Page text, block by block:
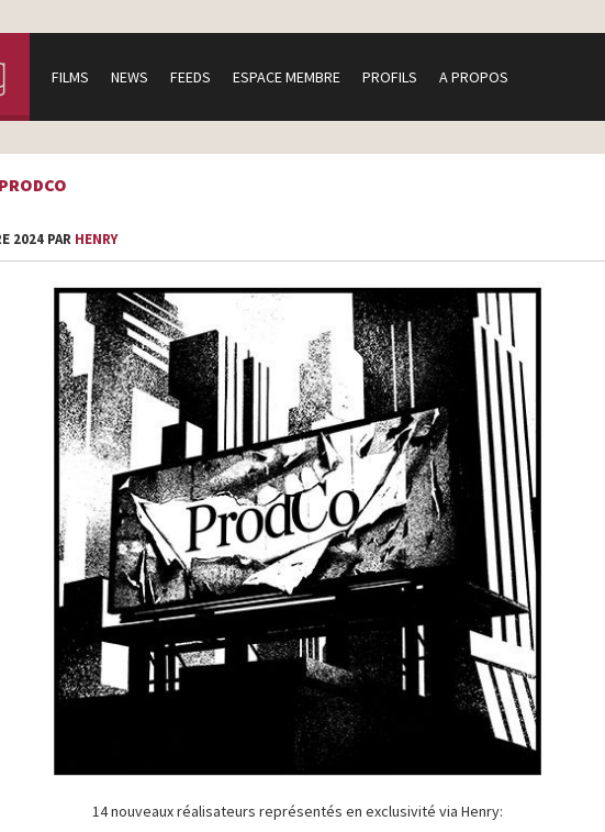
FILMS NEWS FEEDS ESPACE MEMBRE PROFILS A PROPOS
2024 PAR HENRY
14 nouveaux réalisateurs représentés en exclusivité via Henry: